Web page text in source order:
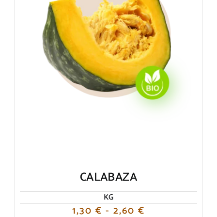
elegir
en
la
página
de
producto
CALABAZA
KG
1,30 € - 2,60 €